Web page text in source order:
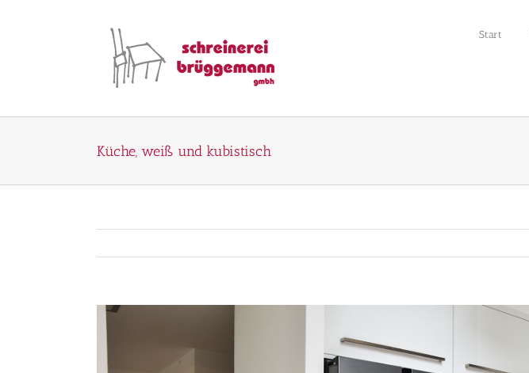
Start
Küche, weiß und kubistisch
View
Larger
Image